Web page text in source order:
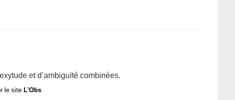
et d’ambiguïté combinées.
le site L'Obs